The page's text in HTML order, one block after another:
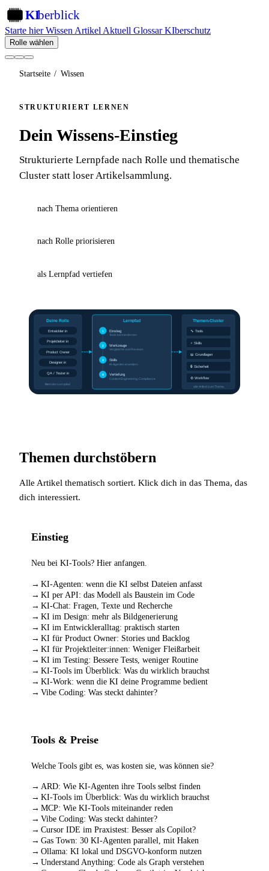
KIberblick
Starte hierWissen Artikel Aktuell GlossarKIberschutz
Rolle wählen
Startseite / Wissen
STRUKTURIERT LERNEN
Dein Wissens-Einstieg
Strukturierte Lernpfade nach Rolle und thematische
Cluster statt loser Artikelsammlung.
nach Thema orientieren
nach Rolle priorisieren
als Lernpfad vertiefen
Themen durchstöbern
Alle Artikel thematisch sortiert. Klick dich in das Thema, das
dich interessiert.
Einstieg
Neu bei KI-Tools? Hier anfangen.
KI-Agenten: wenn die KI selbst Dateien anfasst
KI per API: das Modell als Baustein im Code
KI-Chat: Fragen, Texte und Recherche
KI im Design: mehr als Bildgenerierung
KI im Entwickleralltag: praktisch starten
KI für Product Owner: Stories und Backlog
KI für Projektleiter:innen: Weniger Fleißarbeit
KI im Testing: Bessere Tests, weniger Routine
KI-Tools im Überblick: Was du wirklich brauchst
KI-Work: wenn die KI deine Programme bedient
Vibe Coding: Was steckt dahinter?
Tools & Preise
Welche Tools gibt es, was kosten sie, was können sie?
ARD: Wie KI-Agenten ihre Tools selbst finden
KI-Tools im Überblick: Was du wirklich brauchst
MCP: Wie KI-Tools miteinander reden
Vibe Coding: Was steckt dahinter?
Cursor IDE im Praxistest: Besser als Copilot?
Gas Town: 30 KI-Agenten parallel, mit Haken
Ollama: KI lokal und DSGVO-konform nutzen
Understand Anything: Code als Graph verstehen